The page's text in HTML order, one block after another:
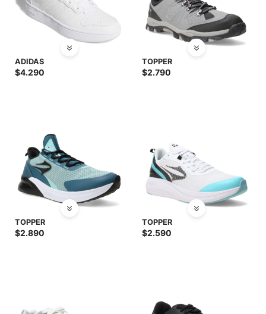
ADIDAS
$4.290
TOPPER
$2.790
TOPPER
$2.890
TOPPER
$2.590